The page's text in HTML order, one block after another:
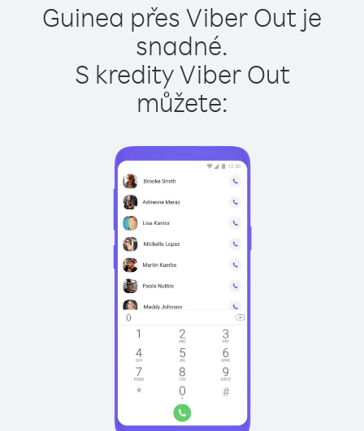
Guinea přes Viber Out je
snadné.
S kredity Viber Out
můžete: